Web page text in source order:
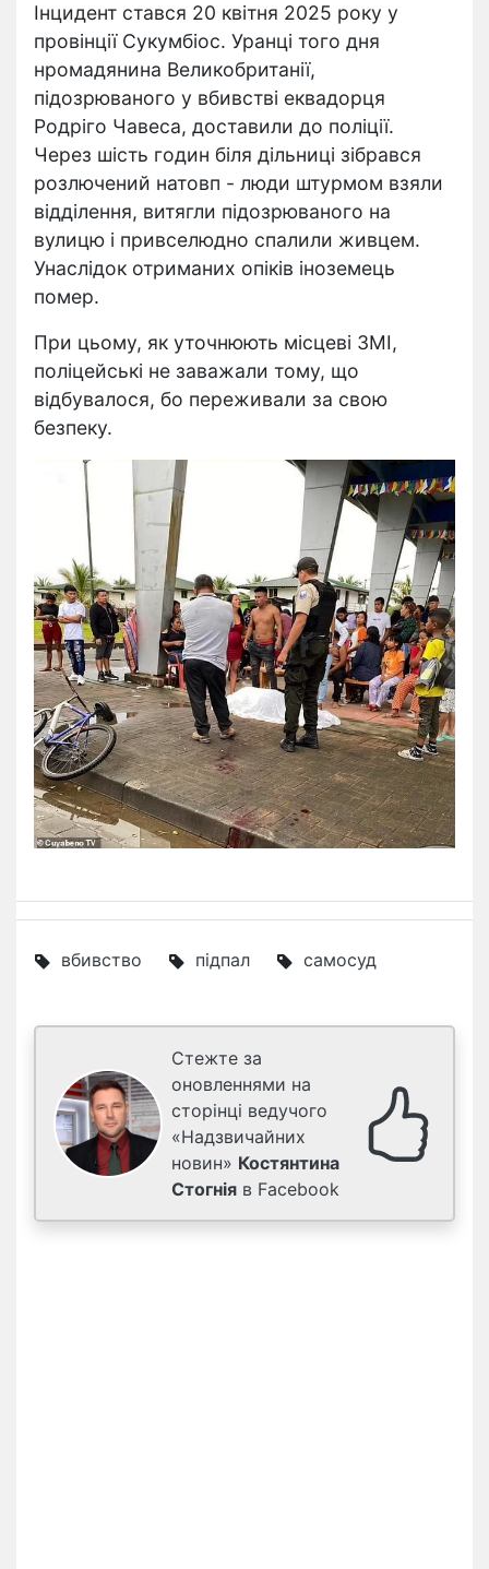
Інцидент стався 20 квітня 2025 року у
провінції Сукумбіос. Уранці того дня
нромадянина Великобританії,
підозрюваного у вбивстві еквадорця
Родріго Чавеса, доставили до поліції.
Через шість годин біля дільниці зібрався
розлючений натовп - люди штурмом взяли
відділення, витягли підозрюваного на
вулицю і привселюдно спалили живцем.
Унаслідок отриманих опіків іноземець
помер.
При цьому, як уточнюють місцеві ЗМІ,
поліцейські не заважали тому, що
відбувалося, бо переживали за свою
безпеку.
вбивство підпал самосуд
Стежте за
оновленнями на
сторінці ведучого
«Надзвичайних
новин» Костянтина
Стогнія в Facebook